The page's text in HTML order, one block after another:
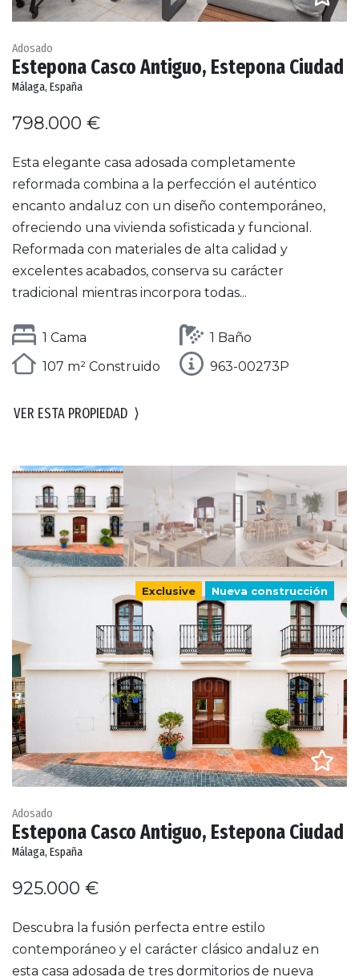
Adosado
Estepona Casco Antiguo, Estepona Ciudad
Málaga, España
798.000 €
Esta elegante casa adosada completamente
reformada combina a la perfección el auténtico
encanto andaluz con un diseño contemporáneo,
ofreciendo una vivienda sofisticada y funcional.
Reformada con materiales de alta calidad y
excelentes acabados, conserva su carácter
tradicional mientras incorpora todas...
1 Cama
1 Baño
107 m² Construido
963-00273P
VER ESTA PROPIEDAD ⟩
Exclusive Nueva construcción
Adosado
Estepona Casco Antiguo, Estepona Ciudad
Málaga, España
925.000 €
Descubra la fusión perfecta entre estilo
contemporáneo y el carácter clásico andaluz en
esta casa adosada de tres dormitorios de nueva